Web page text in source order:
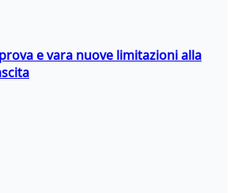
e vara nuove limitazioni alla